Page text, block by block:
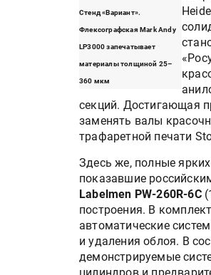
Стенд «Вариант».
Флексографская Mark Andy
LP3000 запечатывает
материалы толщиной 25–
360 мкм
секций. Достигающая
заменять валы
трафаретной печати
Здесь же, полные
показавшие
Labelmen PW-260R-6C
построения. В
автоматические
и удаления облоя. В
демонстрируемые